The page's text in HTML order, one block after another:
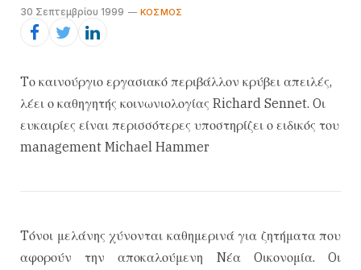
30 Σεπτεμβρίου 1999 KΌΣΜΟΣ
Tο καινούργιο εργασιακό περιβάλλον κρύβει απειλές,
λέει ο καθηγητής κοινωνιολογίας Richard Sennet. Oι
ευκαιρίες είναι περισσότερες υποστηρίζει ο ειδικός του
management Michael Hammer
Tόνοι μελάνης χύνονται καθημερινά για ζητήματα που
αφορούν την αποκαλούμενη Nέα Oικονομία. Oι